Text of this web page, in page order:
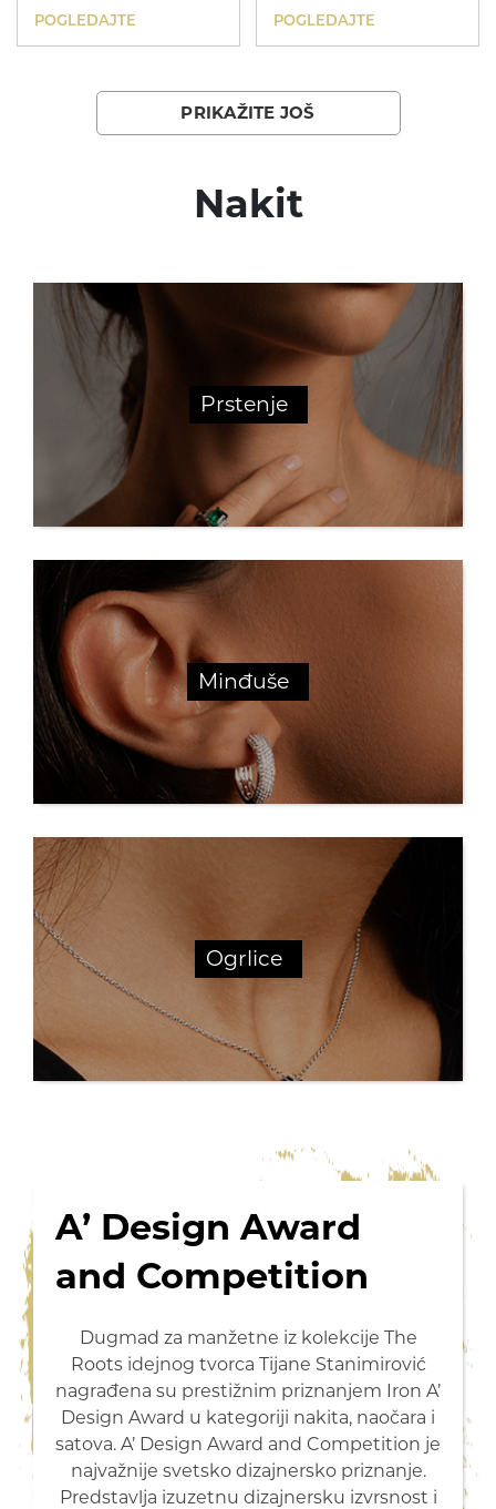
POGLEDAJTE POGLEDAJTE
PRIKAŽITE JOŠ
Nakit
Prstenje
Minđuše
Ogrlice
A’ Design Award
and Competition
Dugmad za manžetne iz kolekcije The
Roots idejnog tvorca Tijane Stanimirović
nagrađena su prestižnim priznanjem Iron A’
Design Award u kategoriji nakita, naočara i
satova. A’ Design Award and Competition je
najvažnije svetsko dizajnersko priznanje.
Predstavlja izuzetnu dizajnersku izvrsnost i